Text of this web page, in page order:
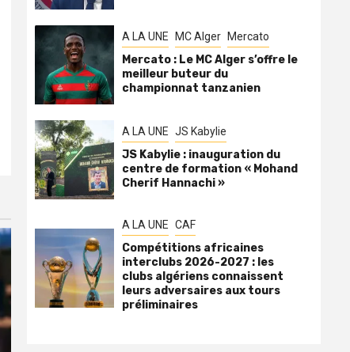
A LA UNE MC Alger Mercato
Mercato : Le MC Alger s’offre le
meilleur buteur du
championnat tanzanien
A LA UNE JS Kabylie
JS Kabylie : inauguration du
centre de formation « Mohand
Cherif Hannachi »
A LA UNE CAF
Compétitions africaines
interclubs 2026-2027 : les
clubs algériens connaissent
leurs adversaires aux tours
préliminaires